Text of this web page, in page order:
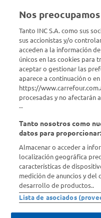
Estamos para ayudarte
¿Tenés una consulta?
Descubrí Carrefour
Conocenos
Info útil
Comprá Online
Nos
Tanto INC S.A. como sus
sus accionistas y/o
acceden a la información
únicos en las cookies para
aceptar o gestionar las
aparece a continuación o
https://
procesadas y no afectarán
--
Tanto nosotros como
datos para proporcionar:
Almacenar o acceder a
localización geográfica
características de
medición de anuncios y
desarrollo de productos..
Lista de asociados